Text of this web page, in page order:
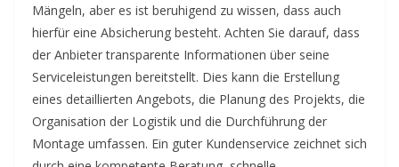
Mängeln, aber es ist beruhigend zu wissen, dass auch
hierfür eine Absicherung besteht. Achten Sie darauf, dass
der Anbieter transparente Informationen über seine
Serviceleistungen bereitstellt. Dies kann die Erstellung
eines detaillierten Angebots, die Planung des Projekts, die
Organisation der Logistik und die Durchführung der
Montage umfassen. Ein guter Kundenservice zeichnet sich